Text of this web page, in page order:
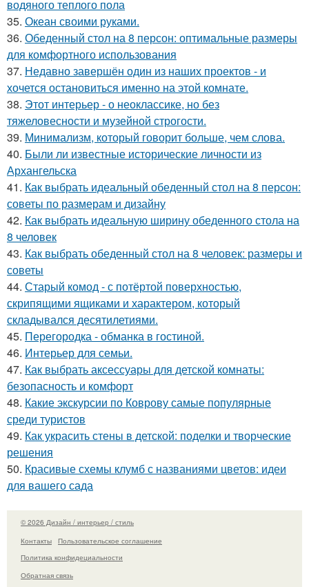
водяного теплого пола
35. Океан своими руками.
36. Обеденный стол на 8 персон: оптимальные размеры
для комфортного использования
37. Недавно завершён один из наших проектов - и
хочется остановиться именно на этой комнате.
38. Этот интерьер - о неоклассике, но без
тяжеловесности и музейной строгости.
39. Минимализм, который говорит больше, чем слова.
40. Были ли известные исторические личности из
Архангельска
41. Как выбрать идеальный обеденный стол на 8 персон:
советы по размерам и дизайну
42. Как выбрать идеальную ширину обеденного стола на
8 человек
43. Как выбрать обеденный стол на 8 человек: размеры и
советы
44. Старый комод - с потёртой поверхностью,
скрипящими ящиками и характером, который
складывался десятилетиями.
45. Перегородка - обманка в гостиной.
46. Интерьер для семьи.
47. Как выбрать аксессуары для детской комнаты:
безопасность и комфорт
48. Какие экскурсии по Коврову самые популярные
среди туристов
49. Как украсить стены в детской: поделки и творческие
решения
50. Красивые схемы клумб с названиями цветов: идеи
для вашего сада
© 2026 Дизайн / интерьер / стиль
Контакты
Пользовательское соглашение
Политика конфидециальности
Обратная связь